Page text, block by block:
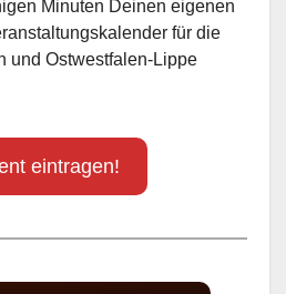
Minuten Deinen eigenen
für die
und Ostwestfalen-Lippe
eintragen!